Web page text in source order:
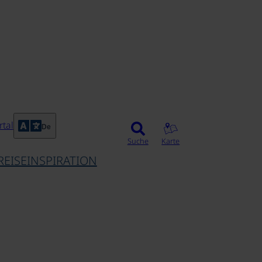
De
Suche Karte